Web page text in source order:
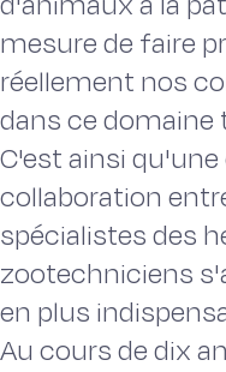
mesure de faire
réellement nos
dans ce domaine
C'est ainsi
collaboration
spécialistes des
zootechniciens
en plus
Au cours de dix